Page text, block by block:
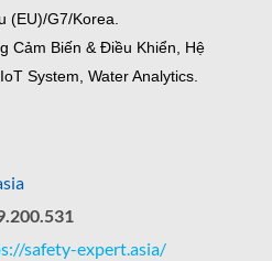
(EU)/G7/Korea.
Cảm Biến & Điều Khiển, Hệ
System, Water Analytics.
safety-expert.asia/